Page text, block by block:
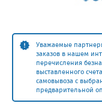
Уважаемые
заказов в нашем
перечисления
выставленного
самовывоза с
предварительной